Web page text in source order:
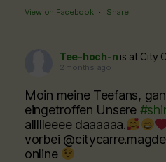
View on Facebook · Share
Tee-hoch-n is at City
2 months ago
Moin meine Teefans,
eingetroffen Unsere
allllleeee daaaaaa.
vorbei
online